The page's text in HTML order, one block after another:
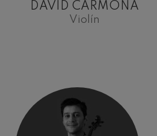
DAVID CARMONA
Violín